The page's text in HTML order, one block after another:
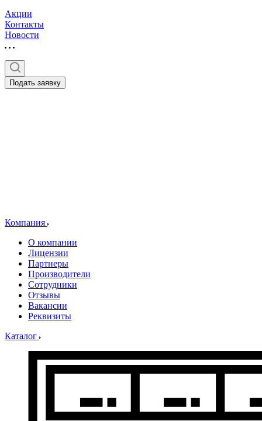
Акции
Контакты
Новости
Подать заявку
Компания
О компании
Лицензии
Партнеры
Производители
Сотрудники
Отзывы
Вакансии
Реквизиты
Каталог